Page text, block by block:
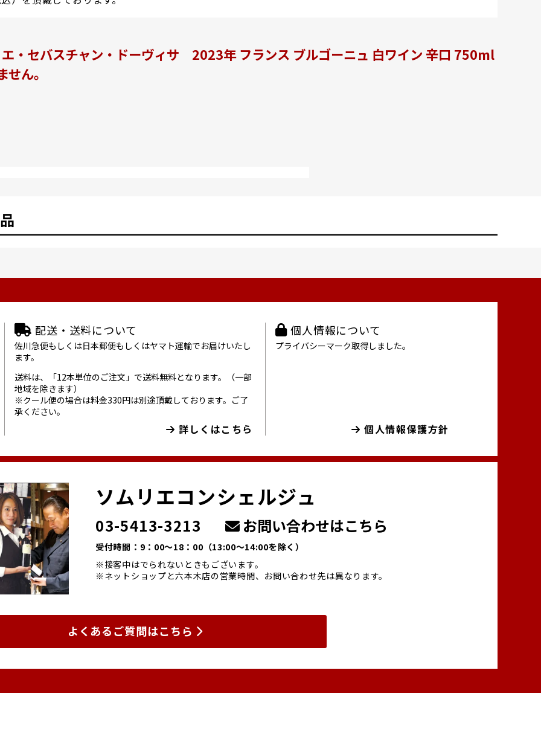
・セバスチャン・ドーヴィサ 2023年 フランス ブルゴーニュ 白ワイン 辛口 750ml
ん。
配送・送料について
佐川急便もしくは日本郵便もしくはヤマト運輸でお届けいたし
ます。
送料は、「12本単位のご注文」で送料無料となります。（一部
地域を除きます）
※クール便の場合は料金330円は別途頂戴しております。ご了
承ください。
詳しくはこちら
個人情報について
プライバシーマーク取得しました。
個人情報保護方針
ソムリエコンシェルジュ
03-5413-3213 お問い合わせはこちら
受付時間：9：00～18：00 （13:00～14:00を除く）
※接客中はでられないときもございます。
※ネットショップと六本木店の営業時間、お問い合わせ先は異なります。
よくあるご質問はこちら